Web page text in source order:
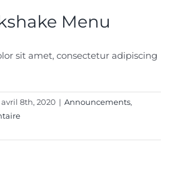
Menu
sit amet, consectetur adipiscing
avril 8th, 2020 | Announcements,